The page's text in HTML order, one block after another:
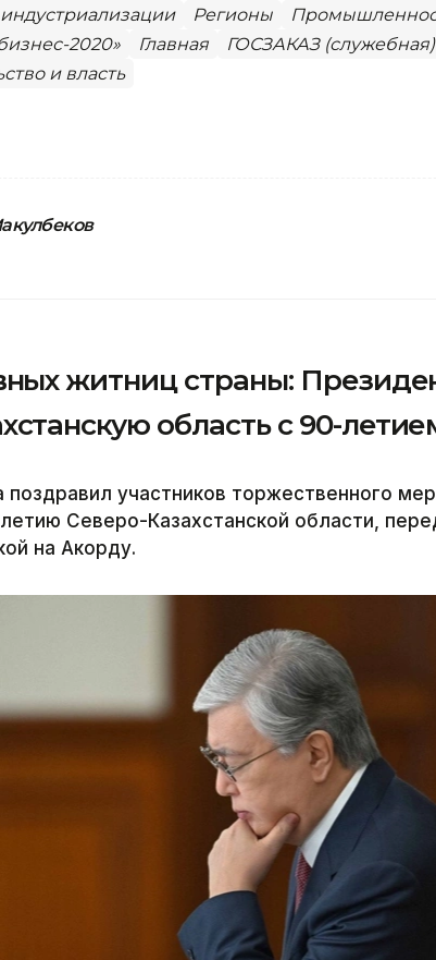
Регионы
2020»
Главная
ГОСЗАКАЗ (служебная)
и власть
житниц страны:
область с 90-
поздравил участников торжественного
Северо-Казахстанской области,
на Акорду.